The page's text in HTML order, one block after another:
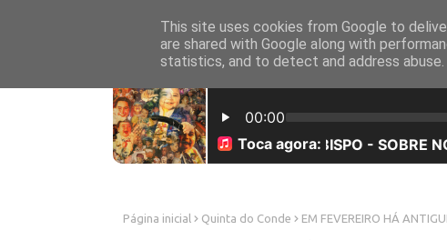
INICÍO SOBRE NÓS
Página inicial Quinta do Conde EM FEVEREIRO HÁ
This site uses cookies from Google to
are shared with Google along with
statistics, and to detect and address abuse.